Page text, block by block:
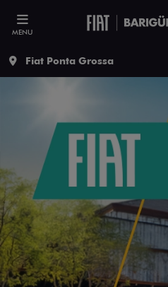
MENU
Fiat Ponta Grossa
ESTOU